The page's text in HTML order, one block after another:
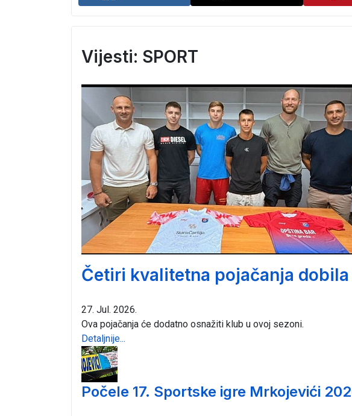
Vijesti: SPORT
Četiri kvalitetna pojačanja dobila
27. Jul. 2026.
Ova pojačanja će dodatno osnažiti klub u ovoj sezoni.
Detaljnije...
Počele 17. Sportske igre Mrkojevići